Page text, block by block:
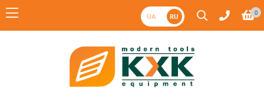
UA RU 0